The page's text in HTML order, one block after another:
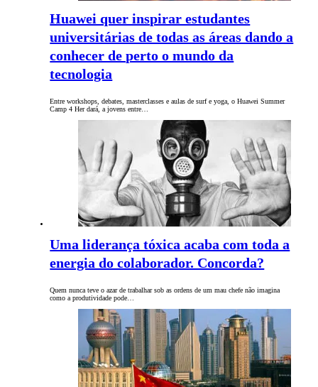
Huawei quer inspirar estudantes
universitárias de todas as áreas dando a
conhecer de perto o mundo da
tecnologia
Entre workshops, debates, masterclasses e aulas de surf e yoga, o Huawei Summer
Camp 4 Her dará, a jovens entre…
Uma liderança tóxica acaba com toda a
energia do colaborador. Concorda?
Quem nunca teve o azar de trabalhar sob as ordens de um mau chefe não imagina
como a produtividade pode…